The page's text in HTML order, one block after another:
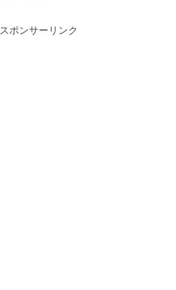
スポンサーリンク